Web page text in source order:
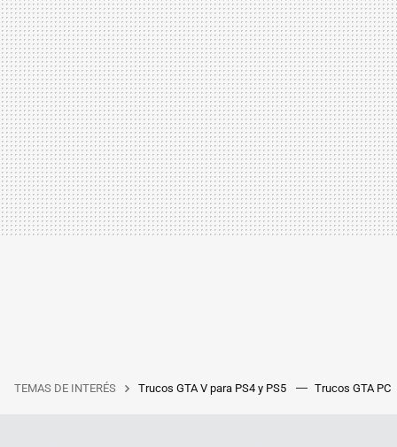
TEMAS DE INTERÉS Trucos GTA V para PS4 y PS5 Trucos GTA PC